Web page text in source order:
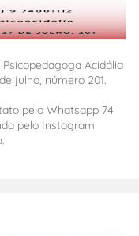
Acidália
julho, número 201.
pelo Whatsapp 74
pelo Instagram